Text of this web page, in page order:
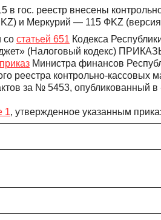
в гос. реестр внесены
и Меркурий ― 115 ФKZ
со статьей 651 Кодекса
(Налоговый кодекс)
приказ Министра финансов
реестра контрольно-кассовых
за № 5453, опубликованный
1, утвержденное указанным